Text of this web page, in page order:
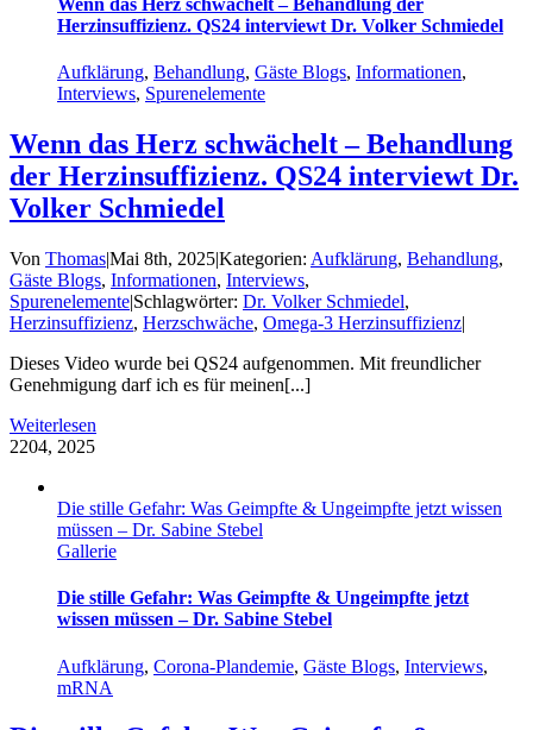
Wenn das Herz schwächelt – Behandlung der
Herzinsuffizienz. QS24 interviewt Dr. Volker Schmiedel
Aufklärung, Behandlung, Gäste Blogs, Informationen,
Interviews, Spurenelemente
Wenn das Herz schwächelt – Behandlung
der Herzinsuffizienz. QS24 interviewt Dr.
Volker Schmiedel
Von Thomas|Mai 8th, 2025|Kategorien: Aufklärung, Behandlung,
Gäste Blogs, Informationen, Interviews,
Spurenelemente|Schlagwörter: Dr. Volker Schmiedel,
Herzinsuffizienz, Herzschwäche, Omega-3 Herzinsuffizienz|
Dieses Video wurde bei QS24 aufgenommen. Mit freundlicher
Genehmigung darf ich es für meinen[...]
Weiterlesen
2204, 2025
Die stille Gefahr: Was Geimpfte & Ungeimpfte jetzt wissen
müssen – Dr. Sabine Stebel
Gallerie
Die stille Gefahr: Was Geimpfte & Ungeimpfte jetzt
wissen müssen – Dr. Sabine Stebel
Aufklärung, Corona-Plandemie, Gäste Blogs, Interviews,
mRNA